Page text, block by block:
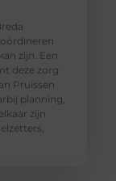
zijn. Een
deze zorg
Pruissen
planning,
zijn